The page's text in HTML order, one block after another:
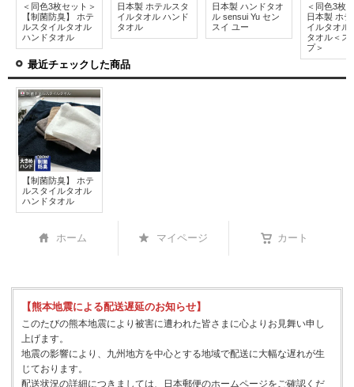
＜同色3枚セット＞
【制菌防臭】 ホテ
ルスタイルタオル
ハンドタオル
日本製 ホテルスタ
イルタオル ハンド
タオル
日本製 ハンドタオ
ル sensui Yu セン
スイ ユー
＜同色3枚
日本製 ホ
イルタオル
タオル＜ス
プ＞
最近チェックした商品
【制菌防臭】 ホテ
ルスタイルタオル
ハンドタオル
ホーム マイページ カート
【熊本地震による配送遅延のお知らせ】
このたびの熊本地震により被害に遭われた皆さまに心よりお見舞い申し
上げます。
地震の影響により、九州地方を中心とする地域で配送に大幅な遅れが生
じております。
配送状況の詳細につきましては、日本郵便のホームページをご確認くだ